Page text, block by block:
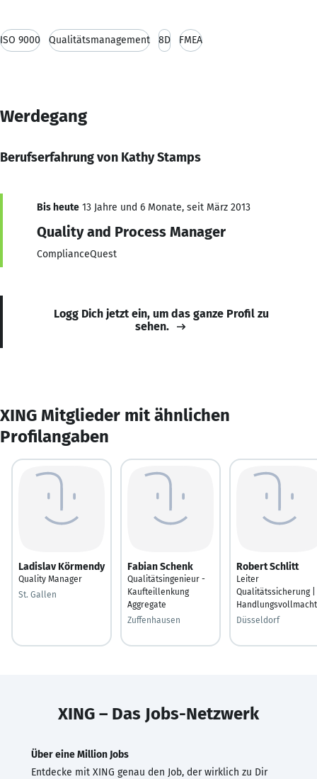
ISO 9000 Qualitätsmanagement 8D FMEA
Werdegang
Berufserfahrung von Kathy Stamps
Bis heute 13 Jahre und 6 Monate, seit März 2013
Quality and Process Manager
ComplianceQuest
Logg Dich jetzt ein, um das ganze Profil zu
sehen.
XING Mitglieder mit ähnlichen
Profilangaben
Ladislav Körmendy
Quality Manager
St. Gallen
Fabian Schenk
Qualitätsingenieur -
Kaufteillenkung
Aggregate
Zuffenhausen
Robert Schlitt
Leiter
Qualitätssicherung |
Handlungsvollmacht
Düsseldorf
XING – Das Jobs-Netzwerk
Über eine Million Jobs
Entdecke mit XING genau den Job, der wirklich zu Dir